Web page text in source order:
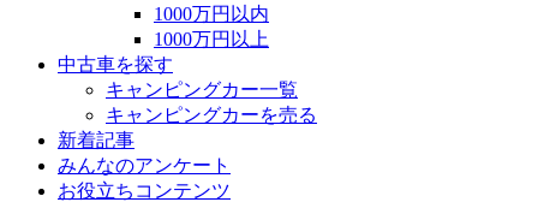
1000万円以内
1000万円以上
中古車を探す
キャンピングカー一覧
キャンピングカーを売る
新着記事
みんなのアンケート
お役立ちコンテンツ